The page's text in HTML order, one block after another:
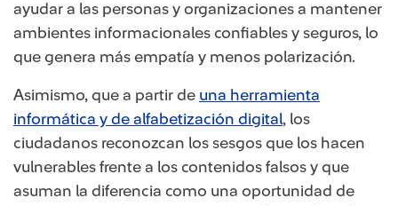
ayudar a las personas y organizaciones a mantener
ambientes informacionales confiables y seguros, lo
que genera más empatía y menos polarización.
Asimismo, que a partir de una herramienta
informática y de alfabetización digital, los
ciudadanos reconozcan los sesgos que los hacen
vulnerables frente a los contenidos falsos y que
asuman la diferencia como una oportunidad de